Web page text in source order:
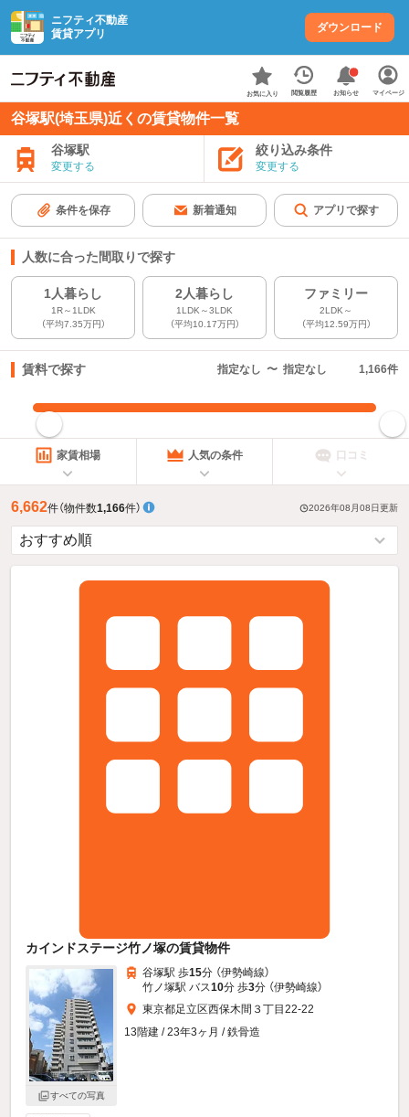
ニフティ不動産
賃貸アプリ
ダウンロード
お気に入り 閲覧履歴 お知らせ マイページ
谷塚駅(埼玉県)近くの賃貸物件一覧
谷塚駅
変更する
絞り込み条件
変更する
条件を保存 新着通知 アプリで探す
人数に合った間取りで探す
1人暮らし
1R～1LDK
（平均7.35万円）
2人暮らし
1LDK～3LDK
（平均10.17万円）
ファミリー
2LDK～
（平均12.59万円）
賃料で探す 指定なし 〜 指定なし 1,166件
指定した賃料で絞り込む
家賃相場 人気の条件 口コミ
6,662件（物件数1,166件） 2026年08月08日更新
カインドステージ竹ノ塚の賃貸物件
すべての写真
谷塚駅 歩15分 （伊勢崎線）
竹ノ塚駅 バス10分 歩3分 （伊勢崎線）
東京都足立区西保木間３丁目22-22
13階建 / 23年3ヶ月 / 鉄骨造